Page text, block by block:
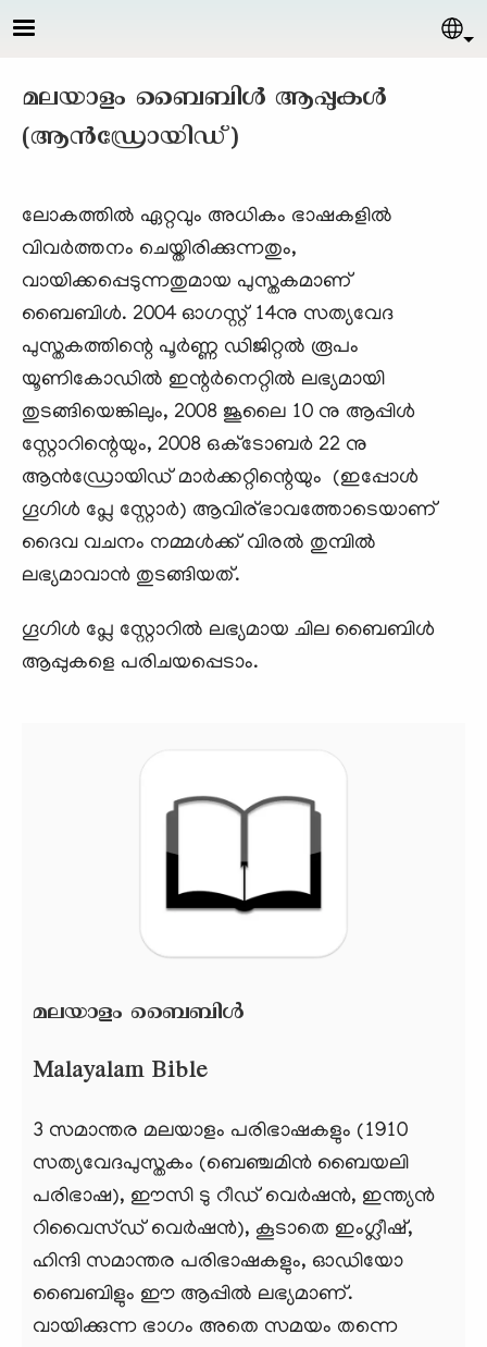
Skip to main content
മലയാളം ബൈബിള്‍ ആപ്പുകൾ
(ആന്‍ഡ്രോയിഡ്)
ലോകത്തിൽ ഏറ്റവും അധികം ഭാഷകളിൽ
വിവർത്തനം ചെയ്തിരിക്കുന്നതും,
വായിക്കപ്പെടുന്നതുമായ പുസ്തകമാണ്
ബൈബിൾ. 2004 ഓഗസ്റ്റ് 14നു സത്യവേദ
പുസ്തകത്തിന്റെ പൂർണ്ണ ഡിജിറ്റൽ രൂപം
യൂണികോഡില്‍ ഇന്റർനെറ്റിൽ ലഭ്യമായി
തുടങ്ങിയെങ്കിലും, 2008 ജൂലൈ 10 നു ആപ്പിൾ
സ്റ്റോറിന്റെയും, 2008 ഒക്ടോബർ 22 നു
ആൻഡ്രോയിഡ് മാർക്കറ്റിന്റെയും (ഇപ്പോൾ
ഗൂഗിൾ പ്ലേ സ്റ്റോർ) ആവിര്ഭാവത്തോടെയാണ്
ദൈവ വചനം നമ്മൾക്ക് വിരൽ തുമ്പിൽ
ലഭ്യമാവാൻ തുടങ്ങിയത്.
ഗൂഗിൾ പ്ലേ സ്റ്റോറിൽ ലഭ്യമായ ചില ബൈബിൾ
ആപ്പുകളെ പരിചയപ്പെടാം.
മലയാളം ബൈബിള്‍
Malayalam Bible
3 സമാന്തര മലയാളം പരിഭാഷകളും (1910
സത്യവേദപുസ്തകം (ബെഞ്ചമിന്‍ ബൈയലി
പരിഭാഷ), ഈസി ടു റീഡ് വെര്‍ഷന്‍, ഇന്ത്യന്‍
റിവൈസ്ഡ് വെര്‍ഷന്‍), കൂടാതെ ഇംഗ്ലീഷ്,
ഹിന്ദി സമാന്തര പരിഭാഷകളും, ഓഡിയോ
ബൈബിളും ഈ ആപ്പിൽ ലഭ്യമാണ്.
വായിക്കുന്ന ഭാഗം അതെ സമയം തന്നെ